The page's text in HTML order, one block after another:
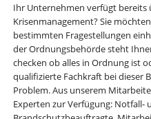
Ihr Unternehmen verfügt bereits
Krisenmanagement? Sie
bestimmten Fragestellungen
der Ordnungsbehörde steht
checken ob alles in Ordnung ist
qualifizierte Fachkraft bei dieser
Problem. Aus unserem
Experten zur Verfügung: Notfall-